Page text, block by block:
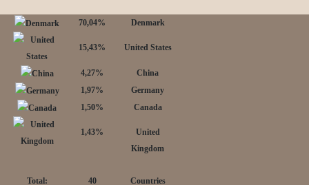
70,04% Denmark
15,43% United States
4,27%
China
1,97%
Germany
1,50%
Canada
1,43%
United
Kingdom
Total: 40 Countries